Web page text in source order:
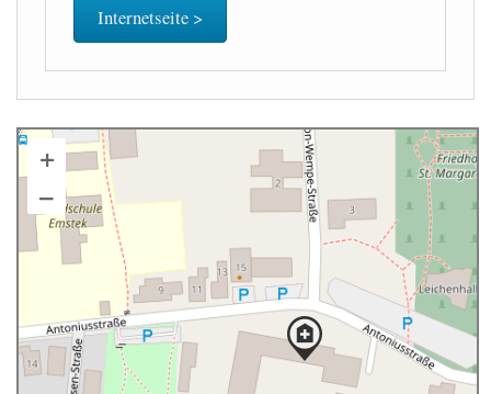
Internetseite >
+
–